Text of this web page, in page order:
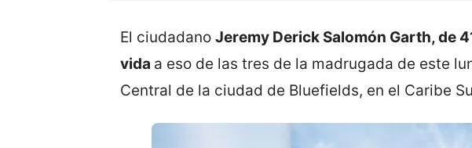
El ciudadano Jeremy Derick Salomón Garth, de
vida a eso de las tres de la madrugada de este
Central de la ciudad de Bluefields, en el Caribe